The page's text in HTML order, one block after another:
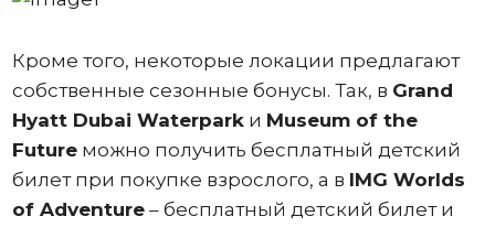
Кроме того, некоторые локации предлагают
собственные сезонные бонусы. Так, в Grand
Hyatt Dubai Waterparkи Museum of the
Futureможно получить бесплатный детский
билет при покупке взрослого, а в IMG Worlds
of Adventure– бесплатный детский билет и